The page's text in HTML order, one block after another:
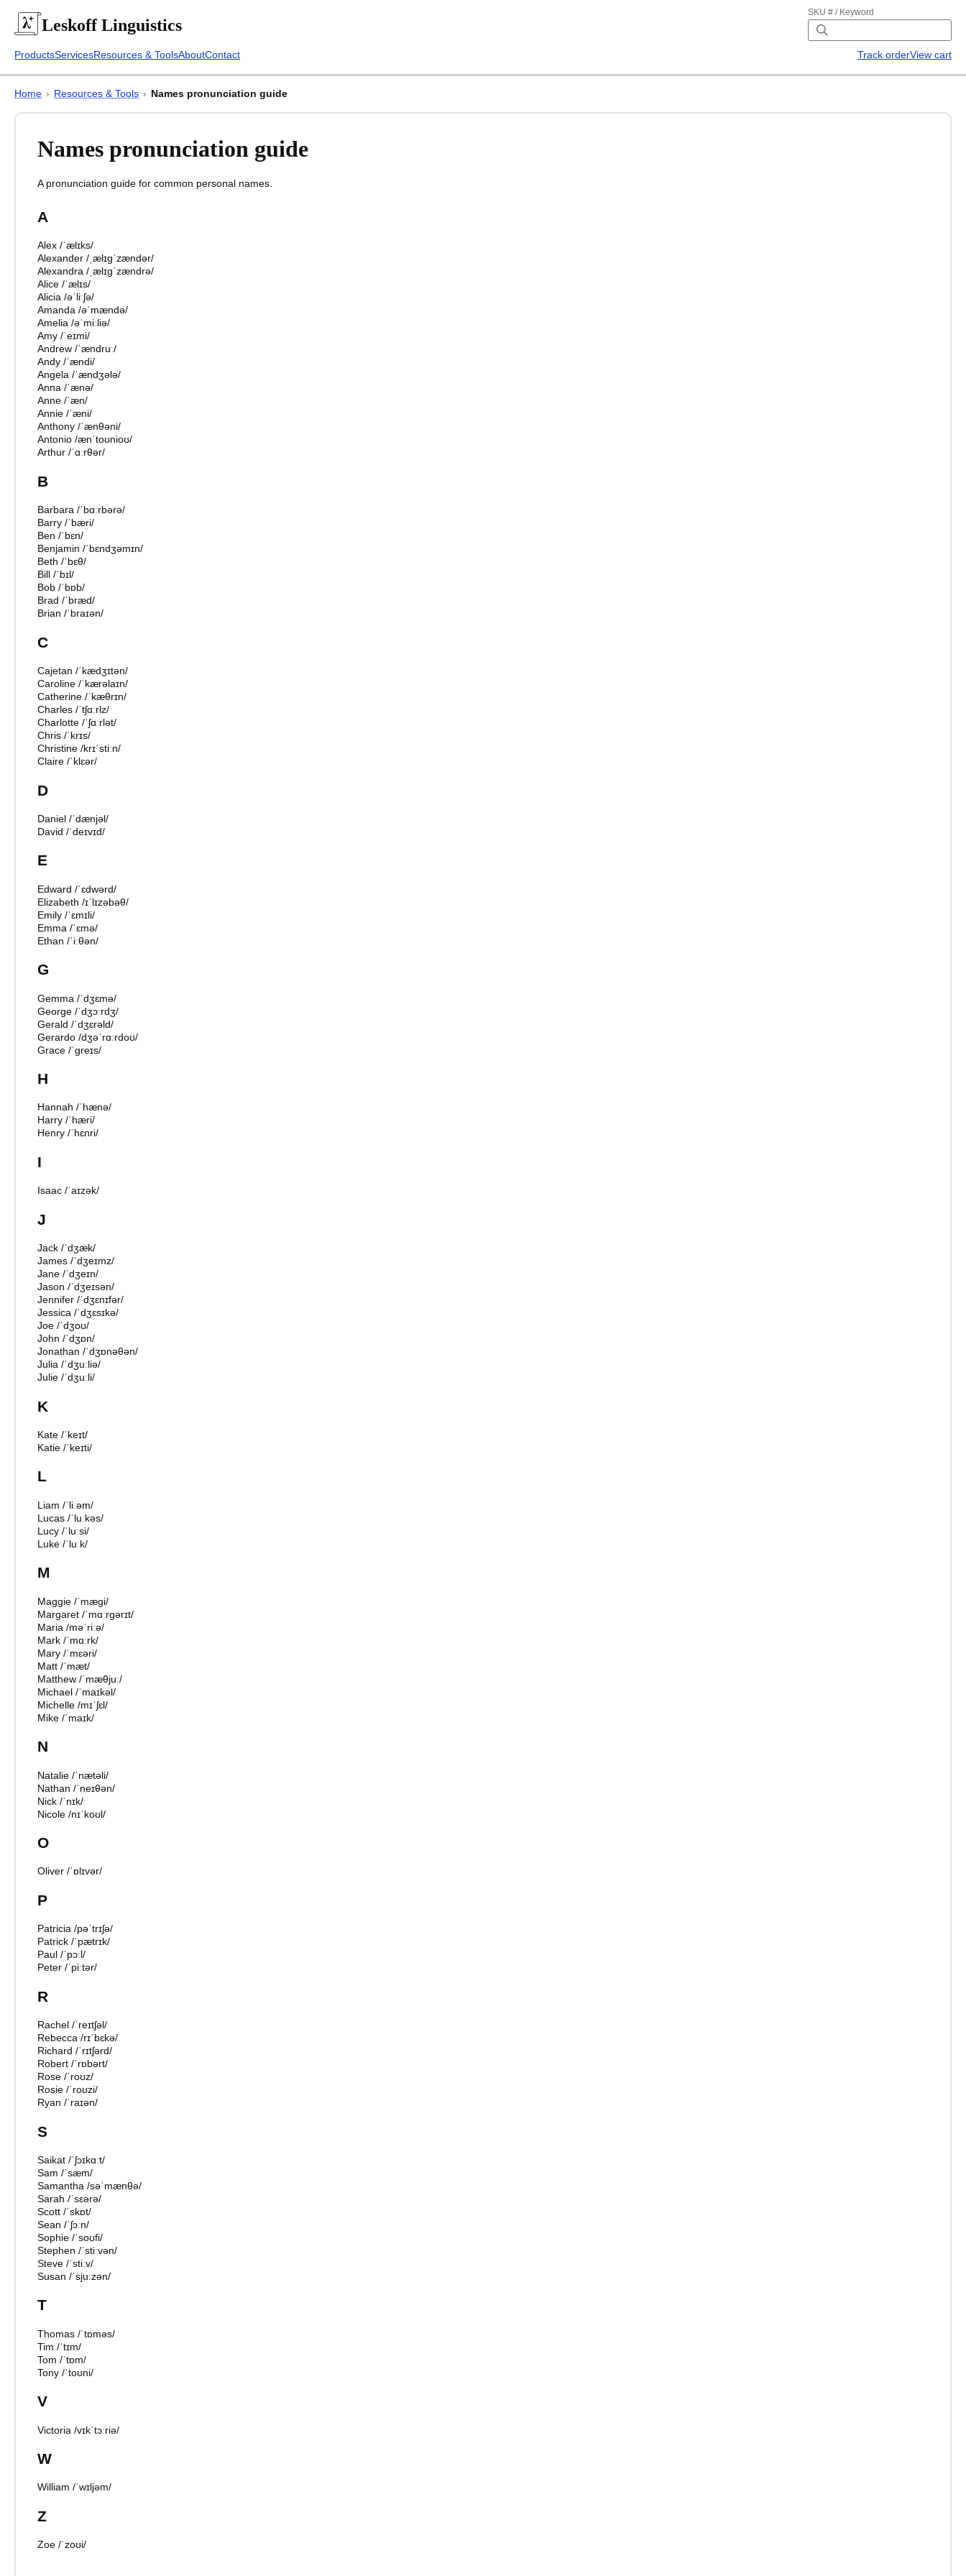
LeskoffLinguistics
SKU # / Keyword
ProductsServicesResources & ToolsAboutContact Track orderView cart
Home › Resources & Tools › Names pronunciation guide
Names pronunciation guide
A pronunciation guide for common personal names.
A
Alex /ˈælɪks/
Alexander / ˌælɪɡˈzændər/
Alexandra / ˌælɪɡˈzændrə/
Alice /ˈælɪs/
Alicia /əˈliːʃə/
Amanda /əˈmændə/
Amelia /əˈmiːliə/
Amy /ˈeɪmi/
Andrew /ˈændruː/
Andy /ˈændi/
Angela /ˈændʒələ/
Anna /ˈænə/
Anne /ˈæn/
Annie /ˈæni/
Anthony /ˈænθəni/
Antonio /ænˈtoʊnioʊ/
Arthur /ˈɑːrθər/
B
Barbara /ˈbɑːrbərə/
Barry /ˈbæri/
Ben /ˈbɛn/
Benjamin /ˈbɛndʒəmɪn/
Beth /ˈbɛθ/
Bill /ˈbɪl/
Bob /ˈbɒb/
Brad /ˈbræd/
Brian /ˈbraɪən/
C
Cajetan /ˈkædʒɪtən/
Caroline /ˈkærəlaɪn/
Catherine /ˈkæθrɪn/
Charles /ˈtʃɑːrlz/
Charlotte /ˈʃɑːrlət/
Chris /ˈkrɪs/
Christine /krɪˈstiːn/
Claire /ˈklɛər/
D
Daniel /ˈdænjəl/
David /ˈdeɪvɪd/
E
Edward /ˈɛdwərd/
Elizabeth /ɪˈlɪzəbəθ/
Emily /ˈɛmɪli/
Emma /ˈɛmə/
Ethan /ˈiːθən/
G
Gemma /ˈdʒɛmə/
George /ˈdʒɔːrdʒ/
Gerald /ˈdʒɛrəld/
Gerardo /dʒəˈrɑːrdoʊ/
Grace /ˈɡreɪs/
H
Hannah /ˈhænə/
Harry /ˈhæri/
Henry /ˈhɛnri/
I
Isaac /ˈaɪzək/
J
Jack /ˈdʒæk/
James /ˈdʒeɪmz/
Jane /ˈdʒeɪn/
Jason /ˈdʒeɪsən/
Jennifer /ˈdʒɛnɪfər/
Jessica /ˈdʒɛsɪkə/
Joe /ˈdʒoʊ/
John /ˈdʒɒn/
Jonathan /ˈdʒɒnəθən/
Julia /ˈdʒuːliə/
Julie /ˈdʒuːli/
K
Kate /ˈkeɪt/
Katie /ˈkeɪti/
L
Liam /ˈliːəm/
Lucas /ˈluːkəs/
Lucy /ˈluːsi/
Luke /ˈluːk/
M
Maggie /ˈmæɡi/
Margaret /ˈmɑːrɡərɪt/
Maria /məˈriːə/
Mark /ˈmɑːrk/
Mary /ˈmɛəri/
Matt /ˈmæt/
Matthew /ˈmæθjuː/
Michael /ˈmaɪkəl/
Michelle /mɪˈʃɛl/
Mike /ˈmaɪk/
N
Natalie /ˈnætəli/
Nathan /ˈneɪθən/
Nick /ˈnɪk/
Nicole /nɪˈkoʊl/
O
Oliver /ˈɒlɪvər/
P
Patricia /pəˈtrɪʃə/
Patrick /ˈpætrɪk/
Paul /ˈpɔːl/
Peter /ˈpiːtər/
R
Rachel /ˈreɪtʃəl/
Rebecca /rɪˈbɛkə/
Richard /ˈrɪtʃərd/
Robert /ˈrɒbərt/
Rose /ˈroʊz/
Rosie /ˈroʊzi/
Ryan /ˈraɪən/
S
Saikat /ˈʃɔɪkɑːt/
Sam /ˈsæm/
Samantha /səˈmænθə/
Sarah /ˈsɛərə/
Scott /ˈskɒt/
Sean /ˈʃɔːn/
Sophie /ˈsoʊfi/
Stephen /ˈstiːvən/
Steve /ˈstiːv/
Susan /ˈsjuːzən/
T
Thomas /ˈtɒməs/
Tim /ˈtɪm/
Tom /ˈtɒm/
Tony /ˈtoʊni/
V
Victoria /vɪkˈtɔːriə/
W
William /ˈwɪljəm/
Z
Zoe /ˈzoʊi/